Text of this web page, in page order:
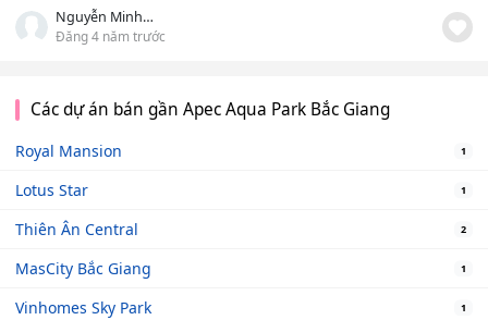
Nguyễn Minh Chuyên
Đăng 4 năm trước
Các dự án bán gần Apec Aqua Park Bắc Giang
Royal Mansion 1
Lotus Star 1
Thiên Ân Central 2
MasCity Bắc Giang 1
Vinhomes Sky Park 1